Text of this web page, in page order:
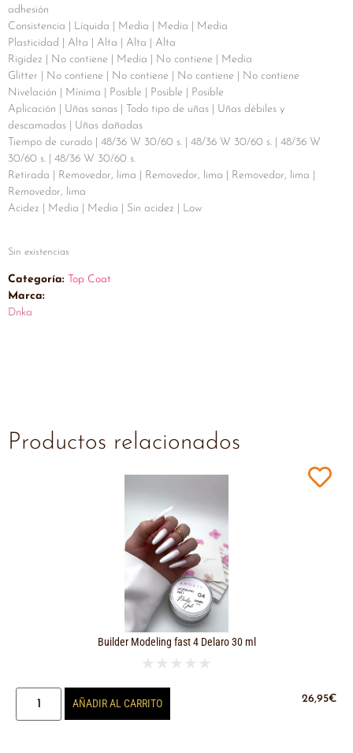
adhesión
Consistencia | Líquida | Media | Media | Media
Plasticidad | Alta | Alta | Alta | Alta
Rigidez | No contiene | Media | No contiene | Media
Glitter | No contiene | No contiene | No contiene | No contiene
Nivelación | Mínima | Posible | Posible | Posible
Aplicación | Uñas sanas | Todo tipo de uñas | Uñas débiles y
descamadas | Uñas dañadas
Tiempo de curado | 48/36 W 30/60 s. | 48/36 W 30/60 s. | 48/36 W
30/60 s. | 48/36 W 30/60 s.
Retirada | Removedor, lima | Removedor, lima | Removedor, lima |
Removedor, lima
Acidez | Media | Media | Sin acidez | Low
Sin existencias
Categoría: Top Coat
Marca:
Dnka
Productos relacionados
Builder Modeling fast 4 Delaro 30 ml
★ ★ ★ ★ ★
26,95€
AÑADIR AL CARRITO